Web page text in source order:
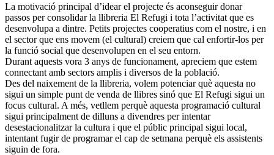
La motivació principal d’idear el projecte és aconseguir donar
passos per consolidar la llibreria El Refugi i tota l’activitat que es
desenvolupa a dintre. Petits projectes cooperatius com el nostre, i en
el sector que ens movem (el cultural) creiem que cal enfortir-los per
la funció social que desenvolupen en el seu entorn.
Durant aquests vora 3 anys de funcionament, apreciem que estem
connectant amb sectors amplis i diversos de la població.
Des del naixement de la llibreria, volem potenciar què aquesta no
sigui un simple punt de venda de llibres sinó que El Refugi sigui un
focus cultural. A més, vetllem perquè aquesta programació cultural
sigui principalment de dilluns a divendres per intentar
desestacionalitzar la cultura i que el públic principal sigui local,
intentant fugir de programar el cap de setmana perquè els assistents
siguin de fora.